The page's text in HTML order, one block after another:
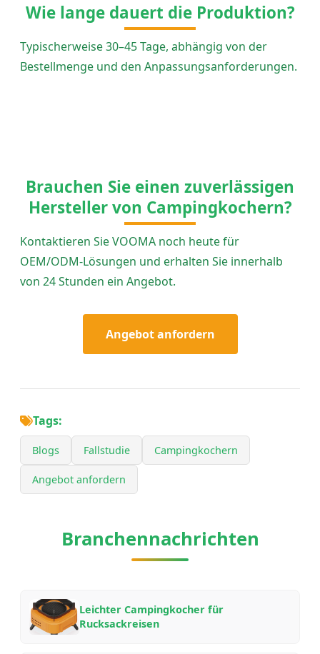
Wie lange dauert die Produktion?
Typischerweise 30–45 Tage, abhängig von der
Bestellmenge und den Anpassungsanforderungen.
Brauchen Sie einen zuverlässigen
Hersteller von Campingkochern?
Kontaktieren Sie VOOMA noch heute für
OEM/ODM-Lösungen und erhalten Sie innerhalb
von 24 Stunden ein Angebot.
Angebot anfordern
Tags:
Blogs Fallstudie Campingkochern
Angebot anfordern
Branchennachrichten
Leichter Campingkocher für
Rucksackreisen